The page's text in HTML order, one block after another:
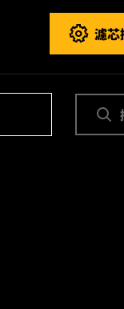
濾芯